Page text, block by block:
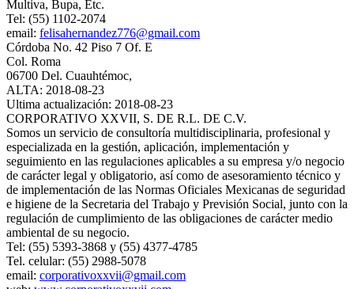
Multiva, Bupa, Etc.
Tel: (55) 1102-2074
email: felisahernandez776@gmail.com
Córdoba No. 42 Piso 7 Of. E
Col. Roma
06700 Del. Cuauhtémoc,
ALTA: 2018-08-23
Ultima actualización: 2018-08-23
CORPORATIVO XXVII, S. DE R.L. DE C.V.
Somos un servicio de consultoría multidisciplinaria, profesional y
especializada en la gestión, aplicación, implementación y
seguimiento en las regulaciones aplicables a su empresa y/o negocio
de carácter legal y obligatorio, así como de asesoramiento técnico y
de implementación de las Normas Oficiales Mexicanas de seguridad
e higiene de la Secretaria del Trabajo y Previsión Social, junto con la
regulación de cumplimiento de las obligaciones de carácter medio
ambiental de su negocio.
Tel: (55) 5393-3868 y (55) 4377-4785
Tel. celular: (55) 2988-5078
email: corporativoxxvii@gmail.com